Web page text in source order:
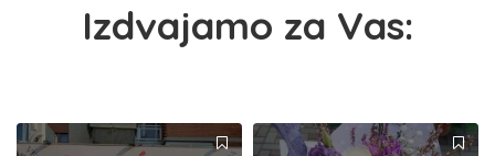
Izdvajamo za Vas: